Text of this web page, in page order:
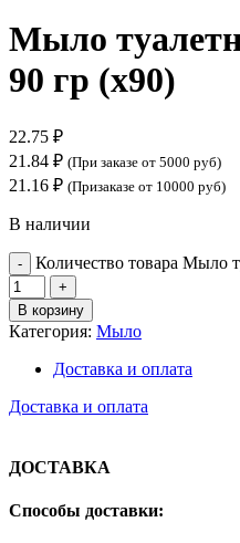
Мыло
90 гр (х90)
22.75 ₽
21.84 ₽ (При заказе от 5000 руб)
21.16 ₽ (Призаказе от 10000 руб)
В наличии
Количество товара Мыло
В корзину
Категория: Мыло
Доставка и оплата
Доставка и оплата
ДОСТАВКА
Способы доставки: